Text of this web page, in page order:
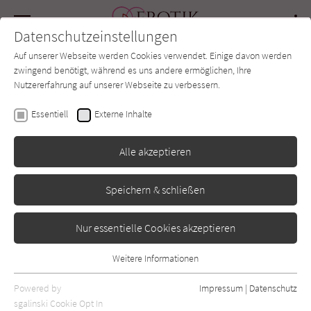
SUCHE Forum Charts Newsletter
Ava Harrison
Entice
more Erschienen: November 2024 0
Datenschutzeinstellungen
Auf unserer Webseite werden Cookies verwendet. Einige davon werden
zwingend benötigt, während es uns andere ermöglichen, Ihre
Nutzererfahrung auf unserer Webseite zu verbessern.
Essentiell Externe Inhalte
Alle akzeptieren
Speichern & schließen
Nur essentielle Cookies akzeptieren
Essentielle Cookies werden für grundlegende Funktionen der
Webseite benötigt. Dadurch ist gewährleistet, dass die Webseite
Weitere Informationen
Powered by
sgalinski Cookie Opt In
Impressum | Datenschutz